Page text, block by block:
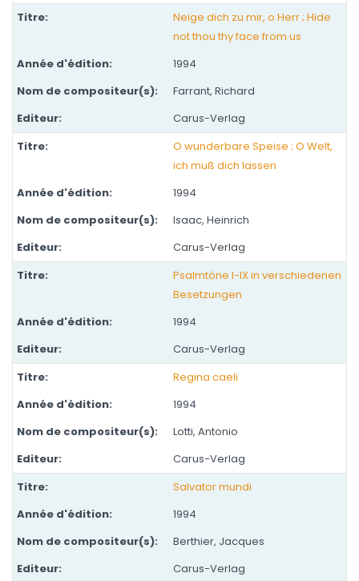
Neige dich zu mir, o Herr ; Hide
not thou thy face from us
1994
Farrant, Richard
Carus-Verlag
O wunderbare Speise ; O Welt,
ich muß dich lassen
1994
Isaac, Heinrich
Carus-Verlag
Psalmtöne I-IX in verschiedenen
Besetzungen
1994
Carus-Verlag
Regina caeli
1994
Lotti, Antonio
Carus-Verlag
Salvator mundi
1994
Berthier, Jacques
Carus-Verlag